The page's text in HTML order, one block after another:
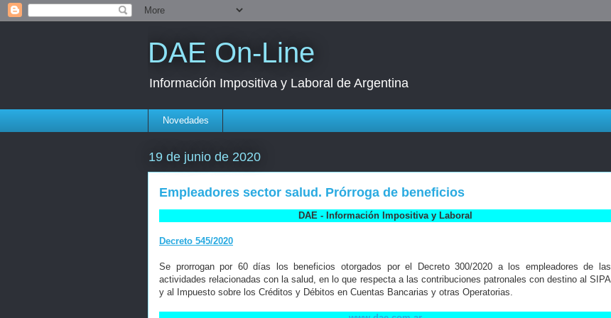
DAE On-Line
Información Impositiva y Laboral de Argentina
Novedades
19 de junio de 2020
Empleadores sector salud. Prórroga de beneficios
DAE - Información Impositiva y Laboral
Decreto 545/2020
Se prorrogan por 60 días los beneficios otorgados por el Decreto 300/2020 a los empleadores de las
actividades relacionadas con la salud, en lo que respecta a las contribuciones patronales con destino al SIPA
y al Impuesto sobre los Créditos y Débitos en Cuentas Bancarias y otras Operatorias.